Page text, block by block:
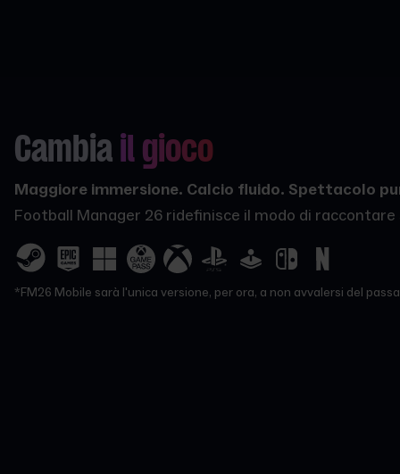
Cambia il gioco
Maggiore immersione. Calcio fluido. Spettacolo
Football Manager 26 ridefinisce il modo di
*FM26 Mobile sarà l'unica versione, per ora, a non avvalersi del